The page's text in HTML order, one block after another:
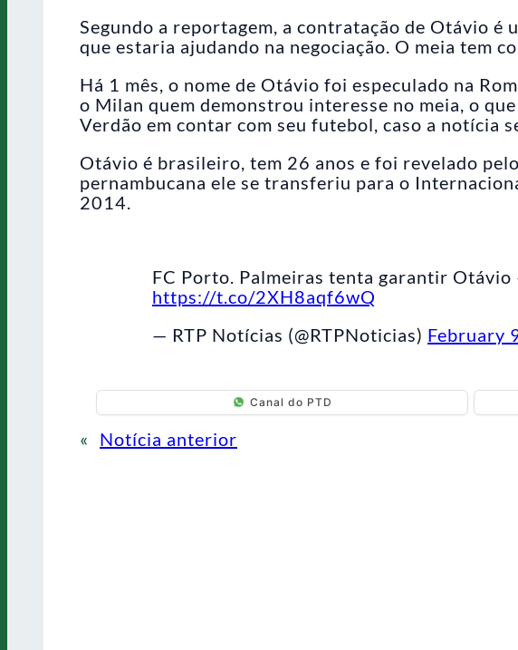
Segundo a reportagem, a contratação de Otávio é
que estaria ajudando na negociação. O meia tem
Há 1 mês, o nome de Otávio foi especulado na
o Milan quem demonstrou interesse no meia, o
Verdão em contar com seu futebol, caso a notícia
Otávio é brasileiro, tem 26 anos e foi revelado
pernambucana ele se transferiu para o
2014.
FC Porto. Palmeiras tenta garantir Otávio
https://t.co/2XH8aqf6wQ
— RTP Notícias (@RTPNoticias) February
Canal do PTD
« Notícia anterior